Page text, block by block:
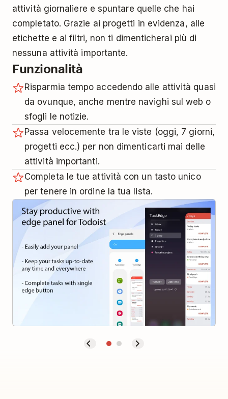
attività giornaliere e spuntare quelle che hai
completato. Grazie ai progetti in evidenza, alle
etichette e ai filtri, non ti dimenticherai più di
nessuna attività importante.
Funzionalità
Risparmia tempo accedendo alle attività quasi
da ovunque, anche mentre navighi sul web o
sfogli le notizie.
Passa velocemente tra le viste (oggi, 7 giorni,
progetti ecc.) per non dimenticarti mai delle
attività importanti.
Completa le tue attività con un tasto unico
per tenere in ordine la tua lista.